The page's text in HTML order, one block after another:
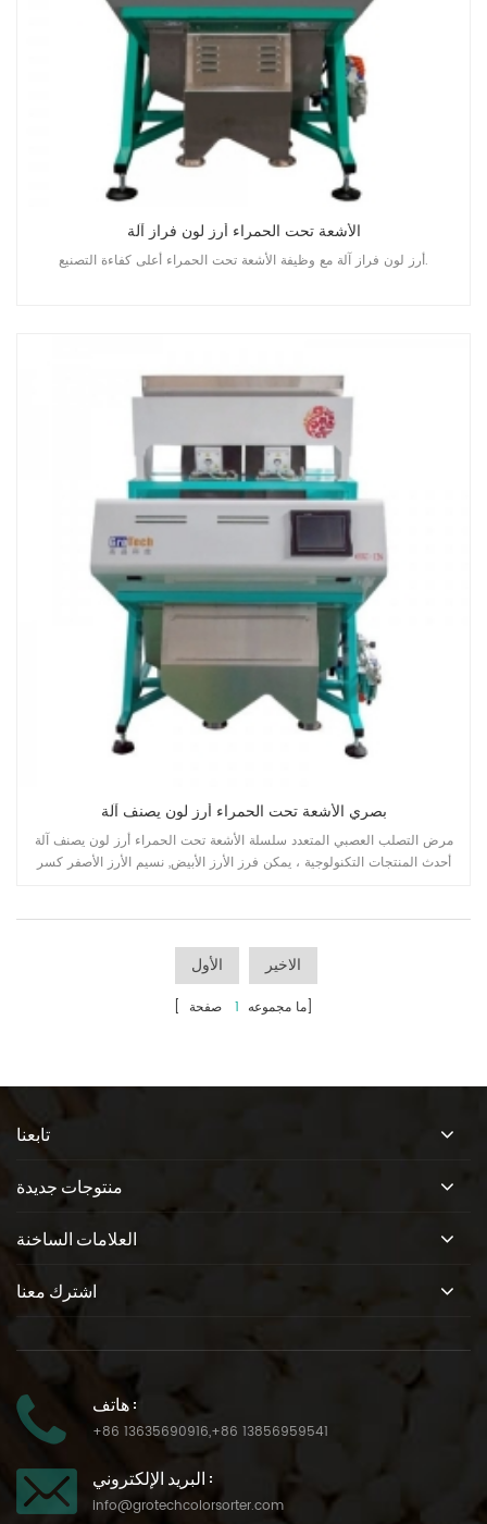
الأشعة تحت الحمراء أرز لون فراز آلة
أرز لون فراز آلة مع وظيفة الأشعة تحت الحمراء أعلى كفاءة التصنيع.
بصري الأشعة تحت الحمراء أرز لون يصنف آلة
مرض التصلب العصبي المتعدد سلسلة الأشعة تحت الحمراء أرز لون يصنف آلة
أحدث المنتجات التكنولوجية ، يمكن فرز الأرز الأبيض, نسيم الأرز الأصفر كسر
الأول الاخير
[ ما مجموعه 1
تابعنا
منتوجات جديدة
العلامات الساخنة
اشترك معنا
هاتف :
+86 13635690916,+86 13856959541
البريد الإلكتروني :
info@grotechcolorsorter.com